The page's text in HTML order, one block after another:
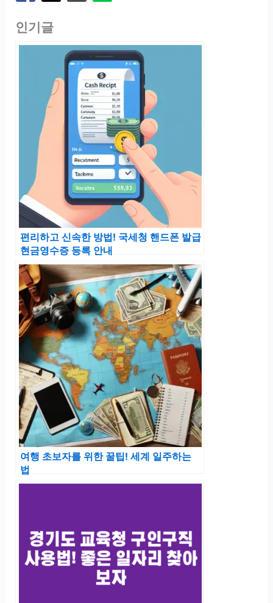
인기글
편리하고 신속한 방법! 국세청 핸드폰 발급
현금영수증 등록 안내
여행 초보자를 위한 꿀팁! 세계 일주하는
법